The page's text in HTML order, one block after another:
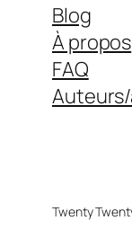
Blog
À propos
FAQ
Twenty